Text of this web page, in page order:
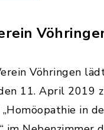
Vöhringen
11. April 2019
in